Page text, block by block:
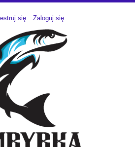
się Zaloguj się